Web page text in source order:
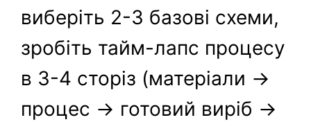
виберіть 2-3 базові схеми,
зробіть тайм-лапс процесу
в 3-4 сторіз (матеріали →
процес → готовий виріб →